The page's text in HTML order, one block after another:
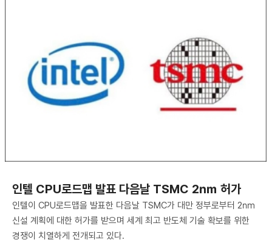
인텔 CPU로드맵 발표 다음날 TSMC 2㎚ 허가
인텔이 CPU로드맵을 발표한 다음날 TSMC가 대만 정부로부터 2㎚
신설 계획에 대한 허가를 받으며 세계 최고 반도체 기술 확보를 위한
경쟁이 치열하게 전개되고 있다.